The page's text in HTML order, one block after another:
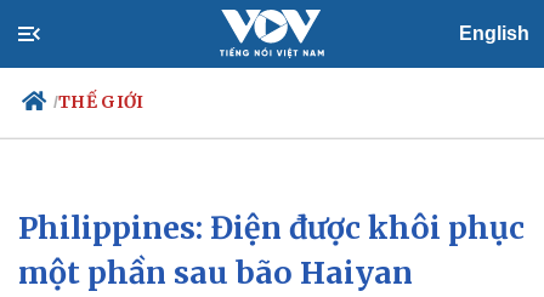
English
/THẾ GIỚI
Chính trị
Đảng
Tổ chức nhân sự
Xã hội
Tin 24h
Dự báo thời tiết
Philippines: Điện được khôi phục
một phần sau bão Haiyan